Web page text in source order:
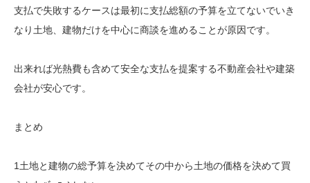
支払で失敗するケースは最初に支払総額の予算を立てないでいき
なり土地、建物だけを中心に商談を進めることが原因です。
出来れば光熱費も含めて安全な支払を提案する不動産会社や建築
会社が安心です。
まとめ
1土地と建物の総予算を決めてその中から土地の価格を決めて買